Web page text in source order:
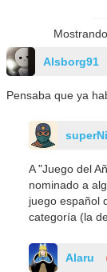
Alsborg91
Pensaba que ya
A "Juego del
nominado a
juego español
categoría (la
Alaru